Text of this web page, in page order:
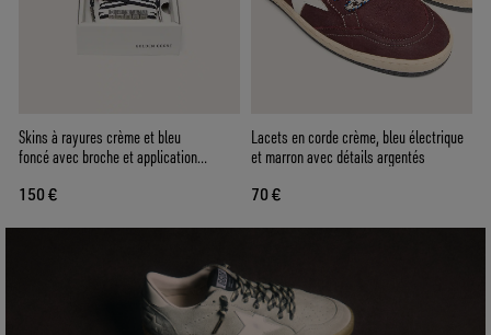
Skins à rayures crème et bleu
foncé avec broche et application
150 €
Lacets en corde crème, bleu électrique
et marron avec détails argentés
70 €